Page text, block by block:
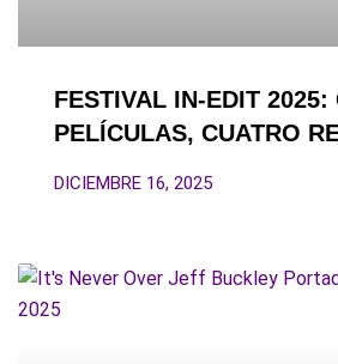
FESTIVAL IN-EDIT 2025:
PELÍCULAS, CUATRO
DICIEMBRE 16, 2025